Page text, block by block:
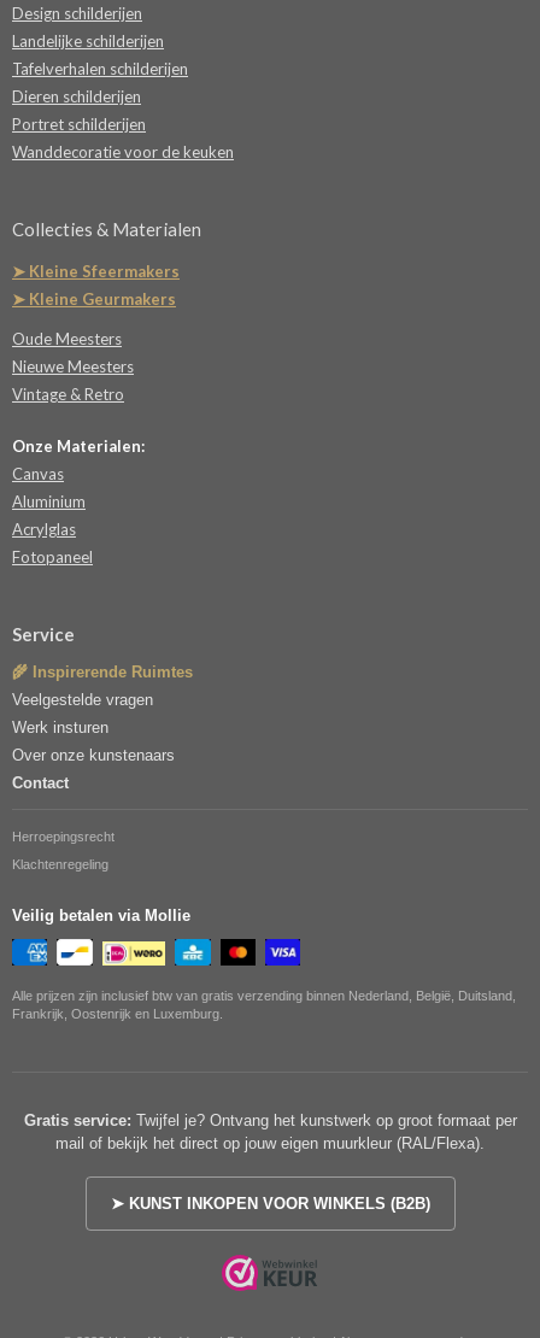
Design schilderijen
Landelijke schilderijen
Tafelverhalen schilderijen
Dieren schilderijen
Portret schilderijen
Wanddecoratie voor de keuken
Collecties & Materialen
➤ Kleine Sfeermakers
➤ Kleine Geurmakers
Oude Meesters
Nieuwe Meesters
Vintage & Retro
Onze Materialen:
Canvas
Aluminium
Acrylglas
Fotopaneel
Service
🌾 Inspirerende Ruimtes
Veelgestelde vragen
Werk insturen
Over onze kunstenaars
Contact
Herroepingsrecht
Klachtenregeling
Veilig betalen via Mollie
Alle prijzen zijn inclusief btw van gratis verzending binnen Nederland, België, Duitsland,
Frankrijk, Oostenrijk en Luxemburg.
Gratis service: Twijfel je? Ontvang het kunstwerk op groot formaat per
mail of bekijk het direct op jouw eigen muurkleur (RAL/Flexa).
➤ KUNST INKOPEN VOOR WINKELS (B2B)